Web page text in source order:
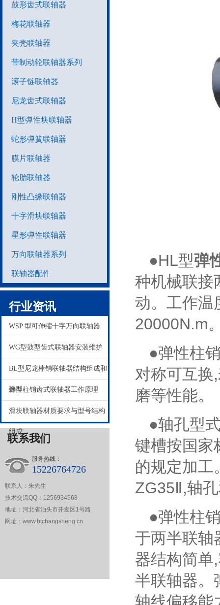
鼓形齿式联轴器
梅花联轴器
夹壳联轴器
带制动轮联轴器系列
滚子链联轴器
尼龙齿式联轴器
H型弹性块联轴器
蛇形弹簧联轴器
膜片联轴器
轮胎联轴器
刚性凸缘联轴器
十字滑块联轴器
星形弹性联轴器
万向联轴器系列
联轴器配件
行业资讯
WSP 型可伸缩十字万向联轴器
WG型鼓型齿式联轴器安装维护
BL型尼龙棒销联轴器结构组成和
选型
弹性柱销齿式联轴器工作原理
滑块联轴器材质要求与型号结构
组成
联系我们
服务热线：
15226764726
联系人：朱先生
技术交流QQ：1256934568
地址：河北省泊头市开发区1号路
网址：www.btchangsheng.cn
●HL型弹
种机械联接
动。工作
20000N.m
●弹性柱
对称可互换
磨等性能。
●轴孔型
键槽按国家
的规定加工
ZG35Ⅱ,轴
●弹性柱
于两半联轴
器结构简单
半联轴器。